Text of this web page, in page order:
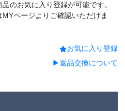
平日15時までの決済で翌営業日出
のお気に入り登録が可能です。
ページよりご確認いただけま
お気に入り登録
▶返品交換について